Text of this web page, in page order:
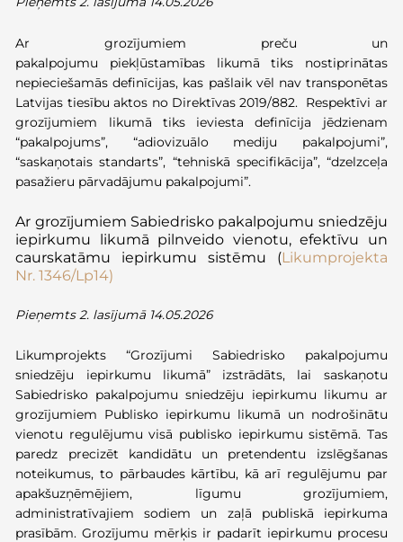
Ar grozījumiem preču un
pakalpojumu piekļūstamībaslikumātiks nostiprinātas
nepieciešamās definīcijas, kas pašlaik vēl nav transponētas
Latvijas tiesību aktos no Direktīvas 2019/882.
Respektīvi ar
grozījumiem likumā tiks ieviesta definīcija jēdzienam
“pakalpojums”, “adiovizuālomediju pakalpojumi”,
“saskaņotais standarts”, “tehniskā specifikācija”, “dzelzceļa
pasažieru pārvadājumu pakalpojumi”.
Ar grozījumiem Sabiedrisko pakalpojumu sniedzēju
iepirkumu likumā pilnveido vienotu, efektīvu un
caurskatāmu iepirkumu sistēmu (Likumprojekta
Nr.1346/Lp14)
Pieņemts 2. lasījumā 14.05.2026
Likumprojekts “Grozījumi Sabiedrisko pakalpojumu
sniedzēju iepirkumu likumā”izstrādāts, lai saskaņotu
Sabiedrisko pakalpojumu sniedzēju iepirkumu likumu ar
grozījumiem Publisko iepirkumu likumā un nodrošinātu
vienotu regulējumu visā publisko iepirkumu sistēmā. Tas
paredz precizēt kandidātu un pretendentu izslēgšanas
noteikumus, to pārbaudes kārtību, kā arī regulējumu par
apakšuzņēmējiem, līgumu grozījumiem,
administratīvajiem sodiem un zaļā publiskā iepirkuma
prasībām. Grozījumu mērķis ir padarīt iepirkumu procesu